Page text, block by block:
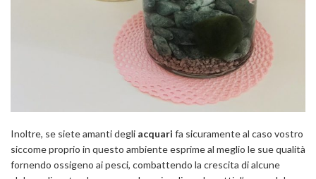
Inoltre, se siete amanti degli acquari fa sicuramente al caso vostro
siccome proprio in questo ambiente esprime al meglio le sue qualità
fornendo ossigeno ai pesci, combattendo la crescita di alcune